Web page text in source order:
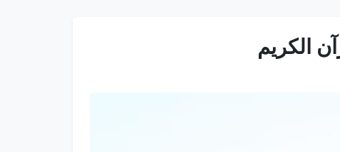
الكريم